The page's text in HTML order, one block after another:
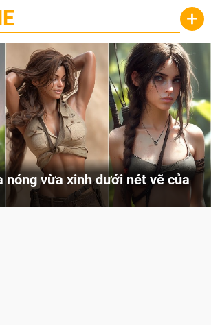
+
nóng vừa xinh dưới nét vẽ của